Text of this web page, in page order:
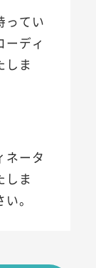
ってい
ーディ
しま
ネータ
しま
。